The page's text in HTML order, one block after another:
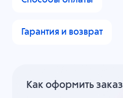
Гарантия и возврат
Как оформить заказ